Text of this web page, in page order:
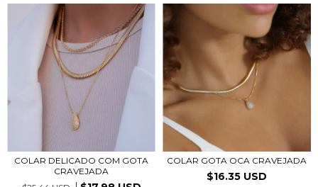
COLAR DELICADO COM GOTA
CRAVEJADA
COLAR GOTA OCA CRAVEJADA
$16.35 USD